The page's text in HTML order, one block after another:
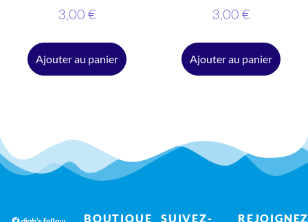
3,00 €
Ajouter au panier
3,00 €
Ajouter au panier
BOUTIQUE
SUIVEZ-